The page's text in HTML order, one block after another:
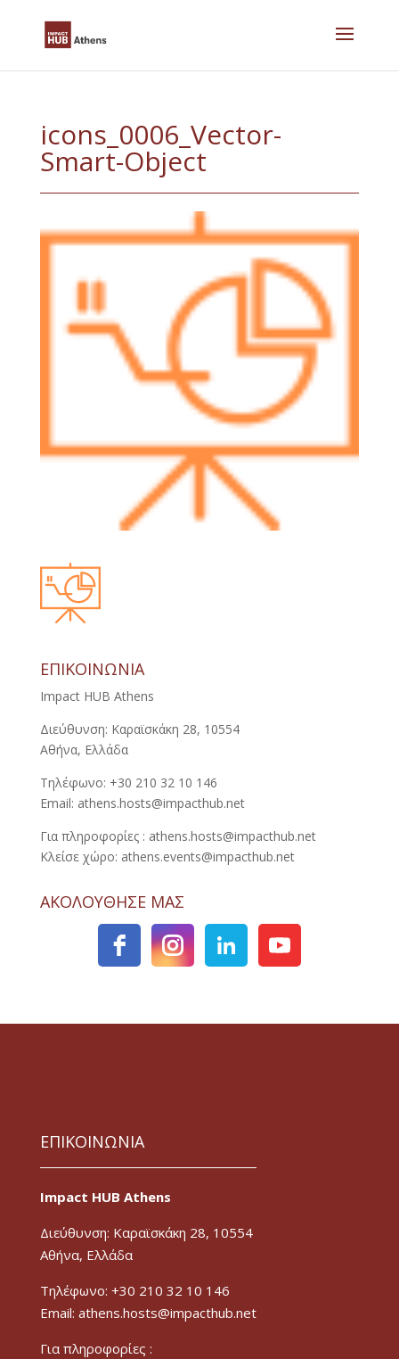
icons_0006_Vector-
Smart-Object
ΕΠΙΚΟΙΝΩΝΙΑ
Impact HUB Athens
Διεύθυνση: Καραϊσκάκη 28, 10554
Αθήνα, Ελλάδα
Τηλέφωνο: +30 210 32 10 146
Email: athens.hosts@impacthub.net
Για πληροφορίες : athens.hosts@impacthub.net
Κλείσε χώρο: athens.events@impacthub.net
ΑΚΟΛΟΥΘΗΣΕ ΜΑΣ
ΕΠΙΚΟΙΝΩΝΙΑ
Impact HUB Athens
Διεύθυνση: Καραϊσκάκη 28, 10554
Αθήνα, Ελλάδα
Τηλέφωνο: +30 210 32 10 146
Email: athens.hosts@impacthub.net
Για πληροφορίες :